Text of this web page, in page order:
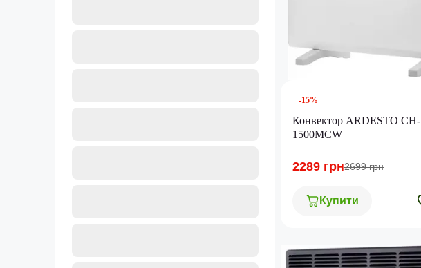
-15%
Конвектор ARDESTO CH-
1500MCW
2289 грн2699 грн
Купити